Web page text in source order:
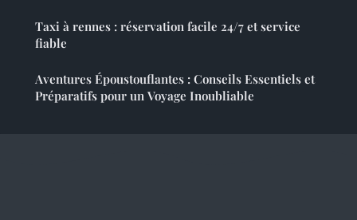
Taxi à rennes : réservation facile 24/7 et service
fiable
Aventures Époustouflantes : Conseils Essentiels et
Préparatifs pour un Voyage Inoubliable